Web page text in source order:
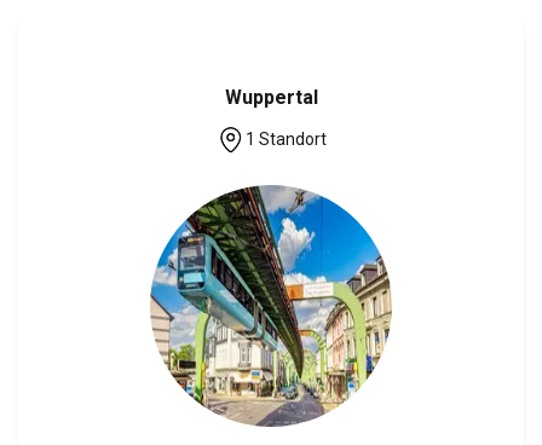
Wuppertal
1 Standort